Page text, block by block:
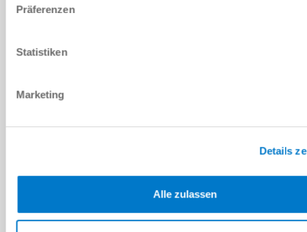
Präferenzen
Statistiken
Marketing
Details
Alle zulassen
부속품
개별화
다운로드